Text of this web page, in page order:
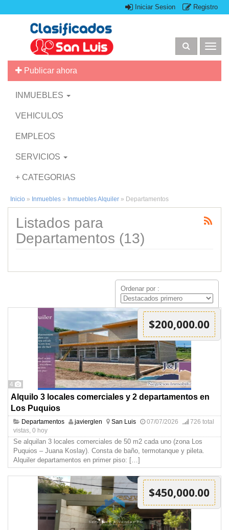
Iniciar Sesion Registro
Publicar ahora
INMUEBLES
VEHICULOS
EMPLEOS
SERVICIOS
+ CATEGORIAS
Inicio » Inmuebles » Inmuebles Alquiler » Departamentos
Listados para
Departamentos (13)
Ordenar por :
4
$200,000.00
Alquilo 3 locales comerciales y 2 departamentos en
Los Puquios
Departamentos javierglen San Luis 07/07/2026
726 total
vistas, 0 hoy
Se alquilan 3 locales comerciales de 50 m2 cada uno (zona Los
Puquios – Juana Koslay). Consta de baño, termotanque y pileta.
Alquiler departamentos en primer piso: […]
$450,000.00